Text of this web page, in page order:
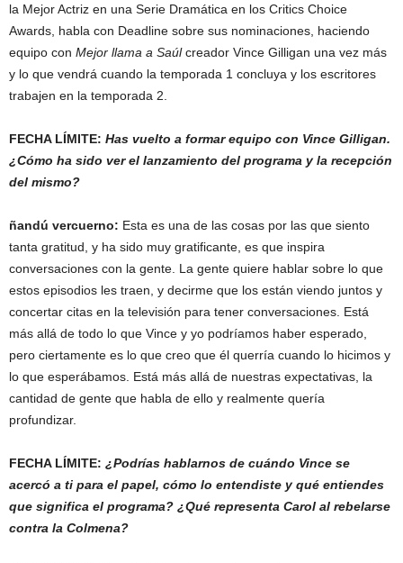
la Mejor Actriz en una Serie Dramática en los Critics Choice
Awards, habla con Deadline sobre sus nominaciones, haciendo
equipo con Mejor llama a Saúlcreador Vince Gilligan una vez más
y lo que vendrá cuando la temporada 1 concluya y los escritores
trabajen en la temporada 2.
FECHA LÍMITE: Has vuelto a formar equipo con Vince Gilligan.
¿Cómo ha sido ver el lanzamiento del programa y la recepción
del mismo?
ñandú vercuerno: Esta es una de las cosas por las que siento
tanta gratitud, y ha sido muy gratificante, es que inspira
conversaciones con la gente. La gente quiere hablar sobre lo que
estos episodios les traen, y decirme que los están viendo juntos y
concertar citas en la televisión para tener conversaciones. Está
más allá de todo lo que Vince y yo podríamos haber esperado,
pero ciertamente es lo que creo que él querría cuando lo hicimos y
lo que esperábamos. Está más allá de nuestras expectativas, la
cantidad de gente que habla de ello y realmente quería
profundizar.
FECHA LÍMITE: ¿Podrías hablarnos de cuándo Vince se
acercó a ti para el papel, cómo lo entendiste y qué entiendes
que significa el programa? ¿Qué representa Carol al rebelarse
contra la Colmena?